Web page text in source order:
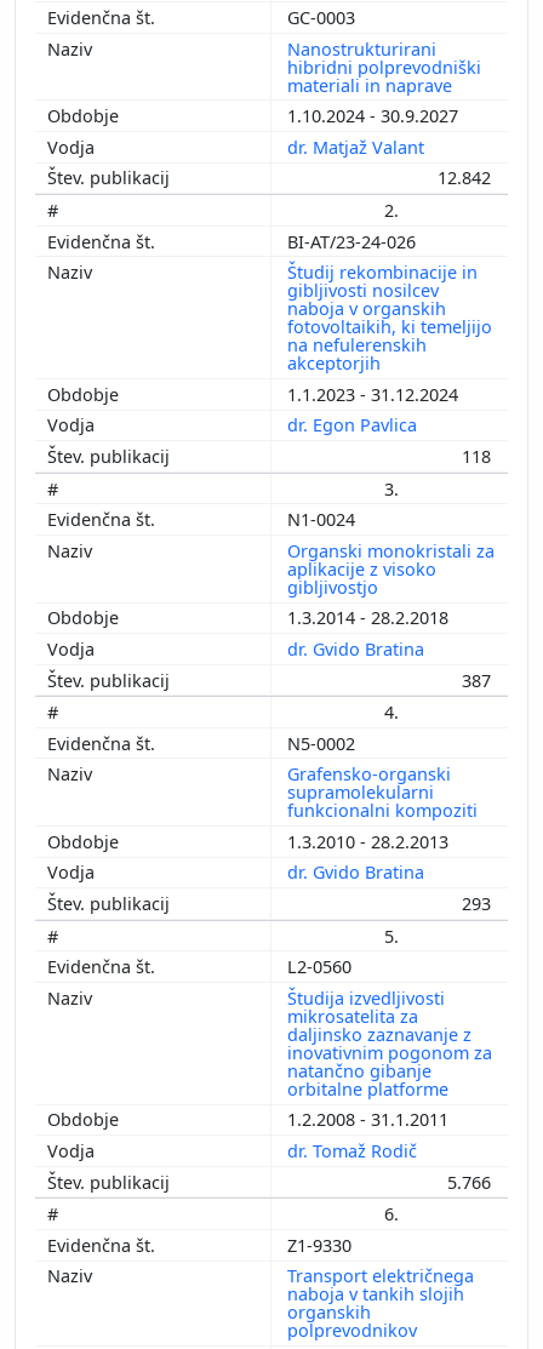
GC-0003
Nanostrukturirani
hibridni polprevodniški
materiali in naprave
1.10.2024 - 30.9.2027
dr. Matjaž Valant
12.842
2.
BI-AT/23-24-026
Študij rekombinacije in
gibljivosti nosilcev
naboja v organskih
fotovoltaikih, ki temeljijo
na nefulerenskih
akceptorjih
1.1.2023 - 31.12.2024
dr. Egon Pavlica
118
3.
N1-0024
Organski monokristali za
aplikacije z visoko
gibljivostjo
1.3.2014 - 28.2.2018
dr. Gvido Bratina
387
4.
N5-0002
Grafensko-organski
supramolekularni
funkcionalni kompoziti
1.3.2010 - 28.2.2013
dr. Gvido Bratina
293
5.
L2-0560
Študija izvedljivosti
mikrosatelita za
daljinsko zaznavanje z
inovativnim pogonom za
natančno gibanje
orbitalne platforme
1.2.2008 - 31.1.2011
dr. Tomaž Rodič
5.766
6.
Z1-9330
Transport električnega
naboja v tankih slojih
organskih
polprevodnikov